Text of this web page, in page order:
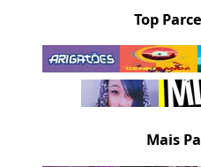
Top
Mais